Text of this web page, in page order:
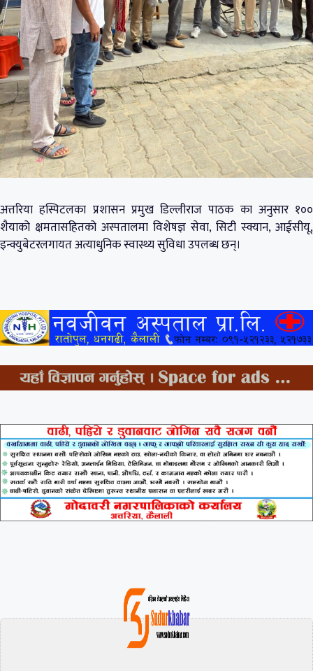
अत्तरिया हस्पिटलका प्रशासन प्रमुख डिल्लीराज पाठक का अनुसार १००
शैयाको क्षमतासहितको अस्पतालमा विशेषज्ञ सेवा, सिटी स्क्यान, आईसीयू,
इन्क्युबेटरलगायत अत्याधुनिक स्वास्थ्य सुविधा उपलब्ध छन्।